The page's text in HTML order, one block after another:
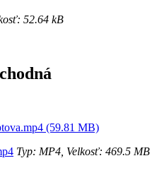
52.64 kB
(59.81 MB)
Typ: MP4, Velkosť: 469.5 MB